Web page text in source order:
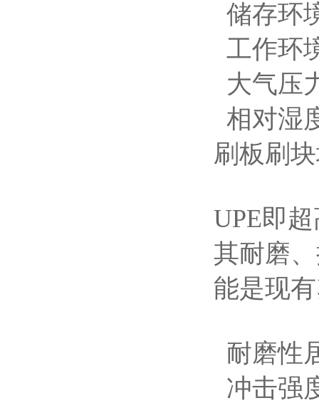
储存环
工作环
大气压
相对湿
刷板刷
UPE即
其耐磨
能是现
耐磨性
冲击强